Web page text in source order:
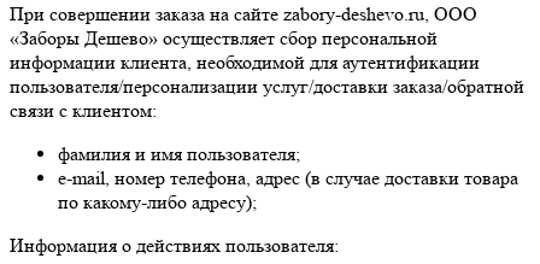
При совершении заказа на сайте zabory-deshevo.ru, ООО
«Заборы Дешево» осуществляет сбор персональной
информации клиента, необходимой для аутентификации
пользователя/персонализации услуг/доставки заказа/обратной
связи с клиентом:
фамилия и имя пользователя;
e-mail, номер телефона, адрес (в случае доставки товара
по какому-либо адресу);
Информация о действиях пользователя: